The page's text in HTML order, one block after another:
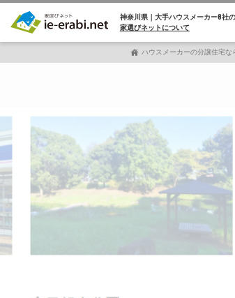
神奈川県｜大手ハウスメーカー8社の
家選びネットについて
ハウスメーカーの分譲住宅な